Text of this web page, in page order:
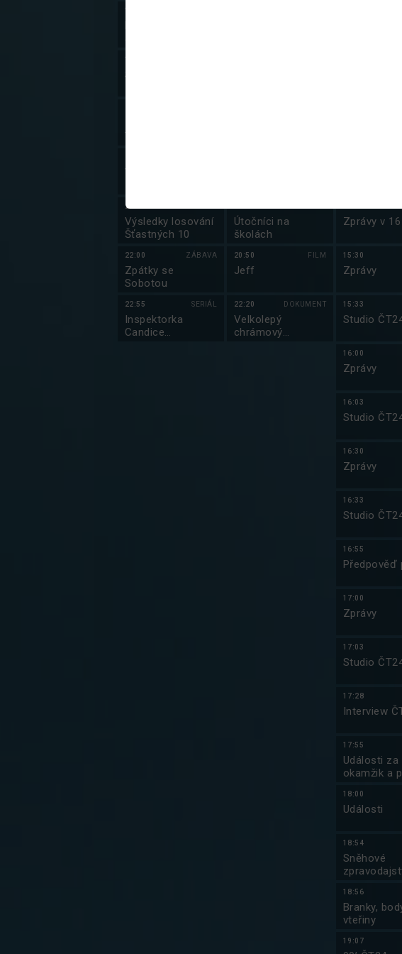
19:05
19:10
Sever (2/6)
Tomáše Kluse
Všichni musí
21:59
Výsledky losování
Šťastných 10
22:00 ZÁBAVA
Zpátky se
Sobotou
22:55 SERIÁL
Inspektorka
Candice
Útočníci na
školách
20:50 FILM
Jeff
22:20 DOKUMENT
Velkolepý
chrámový
Zprávy v 16
15:30
Zprávy
15:33
Studio
16:00
Zprávy
16:03
Studio
16:30
Zprávy
16:33
Studio
16:55
Předpověď
17:00
Zprávy
17:03
Studio
17:28
Interview
17:55
Události za
okamžik a
18:00
Události
18:54
Sněhové
18:56
Branky,
vteřiny
19:07